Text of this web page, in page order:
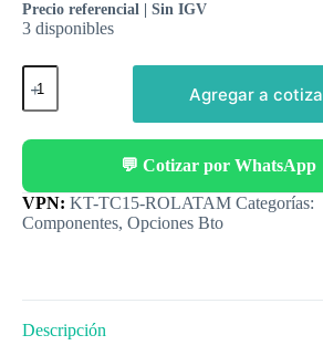
Precio referencial | Sin IGV
3 disponibles
Agregar a
💬 Cotizar por WhatsApp
Categorías:
Componentes, Opciones Bto
Descripción